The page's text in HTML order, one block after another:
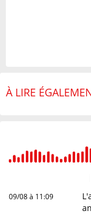
À LIRE
09/08 à 11:09